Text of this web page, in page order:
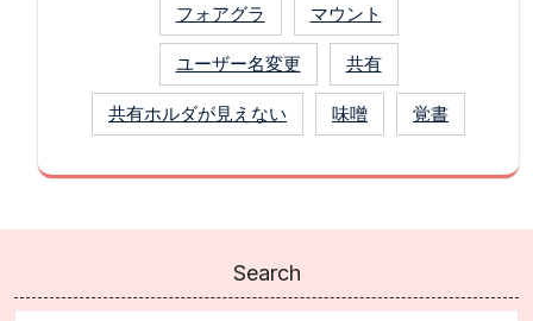
フォアグラ マウント
ユーザー名変更 共有
共有ホルダが見えない 味噌 覚書
Search